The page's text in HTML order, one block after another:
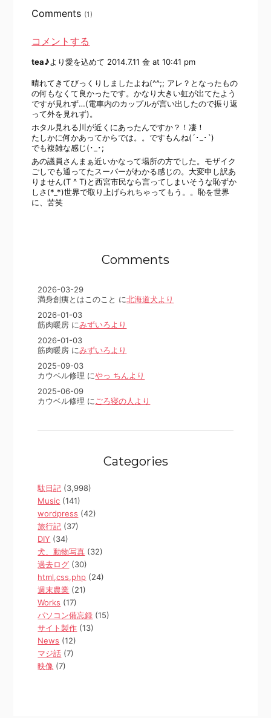
Comments (1)
コメントする
tea♪より愛を込めて 2014.7.11 金 at 10:41 pm
晴れてきてびっくりしましたよね(^^;; アレ？となったもの
の何もなくて良かったです。かなり大きい虹が出てたよう
ですが見れず…(電車内のカップルが言い出したので振り返
って外を見れず)。
ホタル見れる川が近くにあったんですか？！凄！
たしかに何かあってからでは。。ですもんね(´･_･`)
でも複雑な感じ(･_･;
あの議員さんまぁ近いかなって場所の方でした。モザイク
ごしでも通ってたスーパーがわかる感じの。大変申し訳あ
りません(T ^ T)と西宮市民なら言ってしまいそうな恥ずか
しさ(*_*)世界で取り上げられちゃってもう。。恥を世界
に、苦笑
Comments
2026-03-29
満身創痍とはこのこと に北海道犬より
2026-01-03
筋肉暖房 にみずいろより
2026-01-03
筋肉暖房 にみずいろより
2025-09-03
カウベル修理 にやっ ちんより
2025-06-09
カウベル修理 に ごろ寝の人より
Categories
駄日記 (3,998)
Music (141)
wordpress (42)
旅行記 (37)
DIY (34)
犬、動物写真 (32)
過去ログ (30)
html,css,php (24)
週末農業 (21)
Works (17)
パソコン備忘録 (15)
サイト製作 (13)
News (12)
マジ話 (7)
映像 (7)